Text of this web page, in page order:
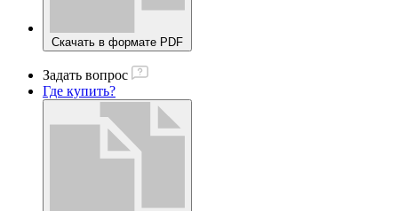
Скачать в формате PDF
Задать вопрос
Где купить?